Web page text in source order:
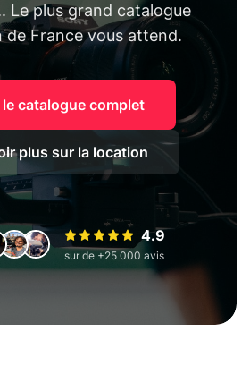
Le plus grand catalogue
de France vous attend.
catalogue complet
plus sur la location
4.9
sur de +25 000 avis